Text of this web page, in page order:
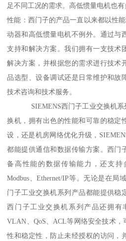
足不同工况的需求。高低惯量电机也有
性能：西门子的产品一直以来都以性
动器和高低惯量电机不例外。通过与
支持和解决方案。我们拥有一支技术
解决方案，并根据您的需求进行技术
品选型、设备调试还是日常维护和故
技术咨询和技术服务。
SIEMENS西门子工业交换机系列
换机，拥有出色的性能和可靠的稳定
设，还是机房网络优化升级，
都能提供通信和数据传输方案。西门
备高性能的数据传输能力，还支持
Modbus、Ethernet/IP等。无论是在局
门子工业交换机系列产品都能提供稳
西门子工业交换机系列产品还拥有
VLAN、QoS、ACL等网络安全技术
性和稳定性，防止未经授权的访问，